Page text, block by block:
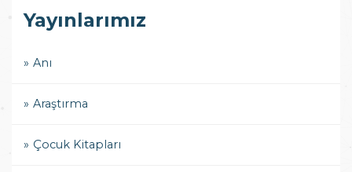
Yayınlarımız
Anı
Araştırma
Çocuk Kitapları